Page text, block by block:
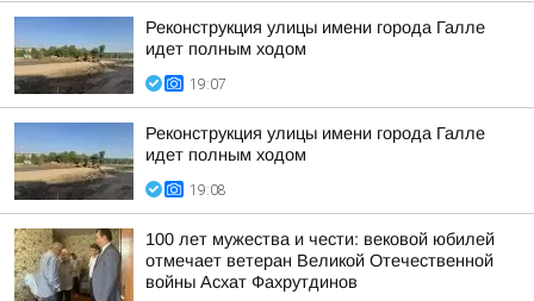
Реконструкция улицы имени города Галле
идет полным ходом
19:07
Реконструкция улицы имени города Галле
идет полным ходом
19:08
100 лет мужества и чести: вековой юбилей
отмечает ветеран Великой Отечественной
войны Асхат Фахрутдинов